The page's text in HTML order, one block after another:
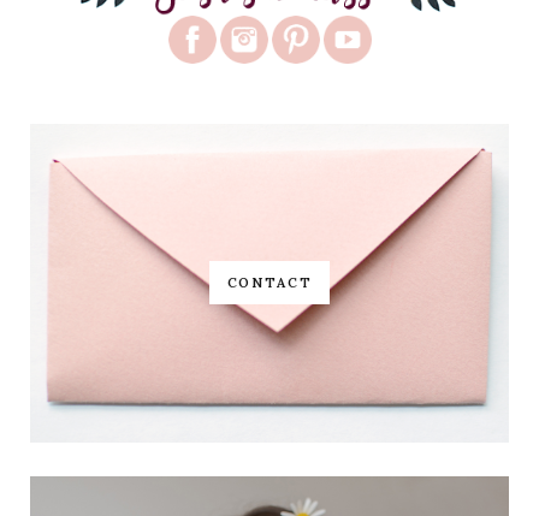
CONTACT